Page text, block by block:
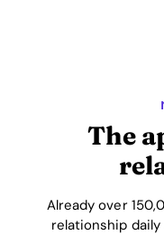
The
Already over
relationship